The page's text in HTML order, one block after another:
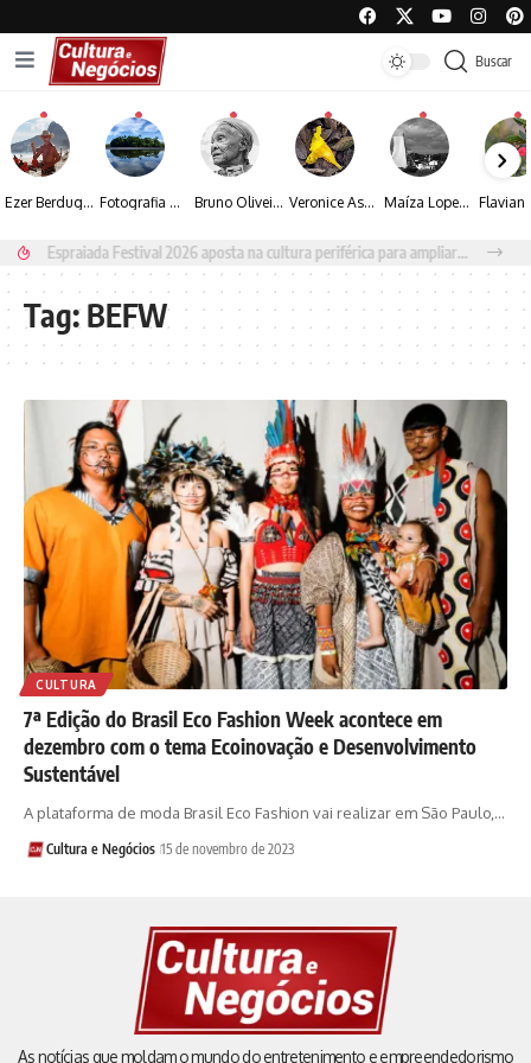
Buscar
Ezer Berdugo transforma experiências multiculturais e memórias em narrativas visuais por meio da fotografia Fotografia de Fátima Carlini transforma paisagens naturais em experiências de contemplação Bruno Oliveira retrata o cotidiano urbano por meio da fotografia em preto e branco Veronice Assini Saes transforma a natureza em fotografias marcadas pela sensibilidade Maíza Lopes transforma cultura popular baiana em narrativas fotográficas
Espraiada Festival 2026 aposta na cultura periférica para ampliar oportunidades na zona sul
Tag:BEFW
CULTURA
7ª Edição do Brasil Eco Fashion Week acontece em
dezembro com o tema Ecoinovação e Desenvolvimento
Sustentável
A plataforma de moda Brasil Eco Fashion vai realizar em São Paulo,…
Cultura e Negócios 15 de novembro de 2023
As notícias que moldam o mundo do entretenimento e empreendedorismo